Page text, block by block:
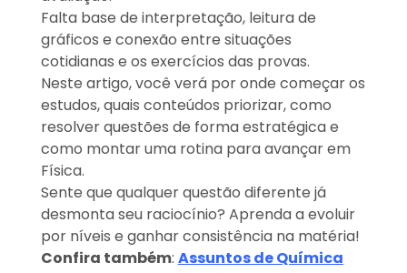
Falta base de interpretação, leitura de
gráficos e conexão entre situações
cotidianas e os exercícios das provas.
Neste artigo, você verá por onde começar os
estudos, quais conteúdos priorizar, como
resolver questões de forma estratégica e
como montar uma rotina para avançar em
Física.
Sente que qualquer questão diferente já
desmonta seu raciocínio? Aprenda a evoluir
por níveis e ganhar consistência na matéria!
Confira também: Assuntos de Química